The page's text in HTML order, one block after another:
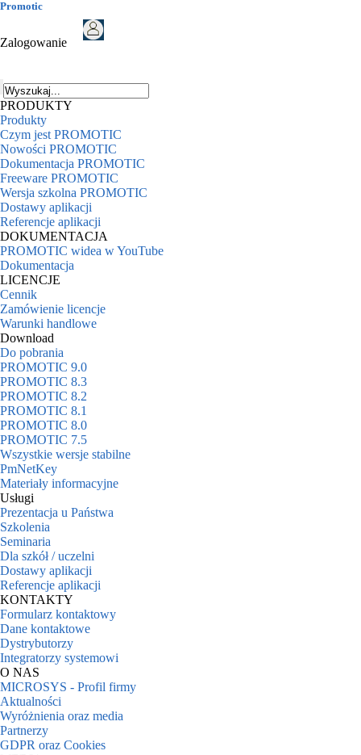
Promotic
Zalogowanie
PRODUKTY
Produkty
Czym jest PROMOTIC
Nowości PROMOTIC
Dokumentacja PROMOTIC
Freeware PROMOTIC
Wersja szkolna PROMOTIC
Dostawy aplikacji
Referencje aplikacji
DOKUMENTACJA
PROMOTIC widea w YouTube
Dokumentacja
LICENCJE
Cennik
Zamówienie licencje
Warunki handlowe
Download
Do pobrania
PROMOTIC 9.0
PROMOTIC 8.3
PROMOTIC 8.2
PROMOTIC 8.1
PROMOTIC 8.0
PROMOTIC 7.5
Wszystkie wersje stabilne
PmNetKey
Materiały informacyjne
Usługi
Prezentacja u Państwa
Szkolenia
Seminaria
Dla szkół / uczelni
Dostawy aplikacji
Referencje aplikacji
KONTAKTY
Formularz kontaktowy
Dane kontaktowe
Dystrybutorzy
Integratorzy systemowi
O NAS
MICROSYS - Profil firmy
Aktualności
Wyróżnienia oraz media
Partnerzy
GDPR oraz Cookies